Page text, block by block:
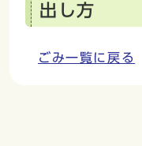
出し方
ごみ一覧に戻る